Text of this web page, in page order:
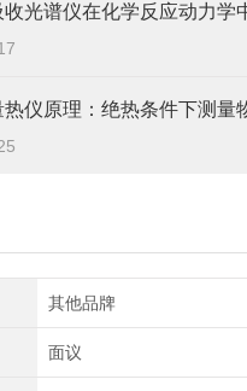
光谱仪在化学反应动力学
仪原理：绝热条件下测量
其他品牌
面议